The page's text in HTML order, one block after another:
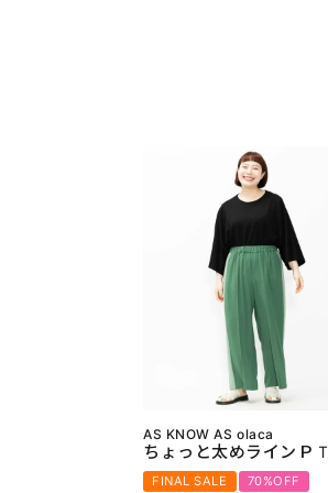
AS KNOW AS olaca
ちょっと太めラインＰＴ
FINAL SALE
70%OFF